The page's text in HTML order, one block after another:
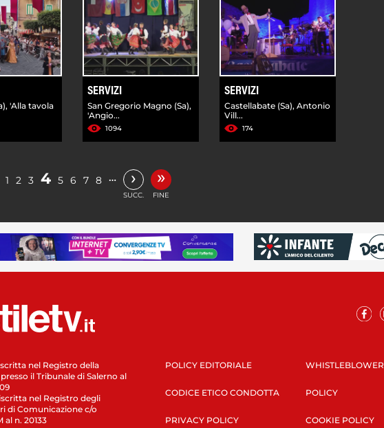
'Alla tavola
SERVIZI
San Gregorio Magno (Sa),
'Angio...
1094
SERVIZI
Castellabate (Sa), Antonio
Vill...
174
1 2 3 4 5 6 7 8 … ›
SUCC.
»
FINE
nel Registro della
il Tribunale di Salerno al
nel Registro degli
di Comunicazione c/o
al n. 20133
POLICY EDITORIALE
CODICE ETICO CONDOTTA
PRIVACY POLICY
WHISTLEBLOWER
POLICY
COOKIE POLICY